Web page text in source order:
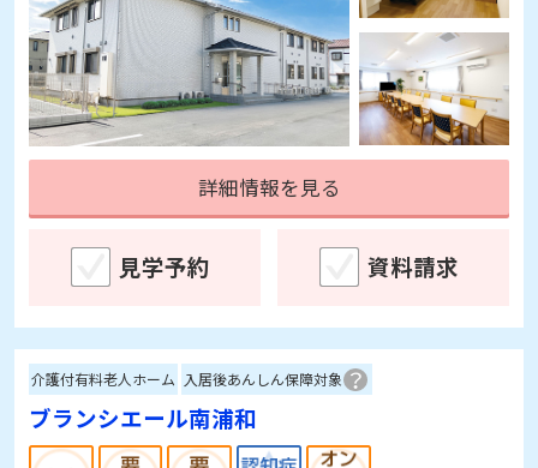
詳細情報を見る
見学予約 資料請求
介護付有料老人ホーム 入居後あんしん保障対象
ブランシエール南浦和